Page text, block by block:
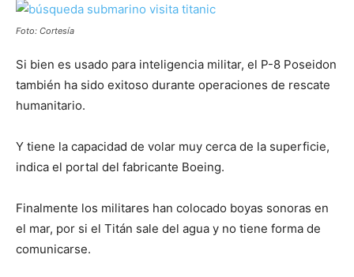
Foto: Cortesía
Si bien es usado para inteligencia militar, el P-8 Poseidon
también ha sido exitoso durante operaciones de rescate
humanitario.
Y tiene la capacidad de volar muy cerca de la superficie,
indica el portal del fabricante Boeing.
Finalmente los militares han colocado boyas sonoras en
el mar, por si el Titán sale del agua y no tiene forma de
comunicarse.